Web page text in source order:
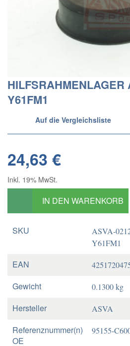
HILFSRAHMENLAGER
Y61FM1
Auf die Vergleichsliste
24,63 €
Inkl. 19% MwSt.
IN DEN WARENKORB
SKU
ASVA-
Y61FM1
EAN
Gewicht 0.1300 kg
Hersteller ASVA
Referenznummer(n)
OE
95155-